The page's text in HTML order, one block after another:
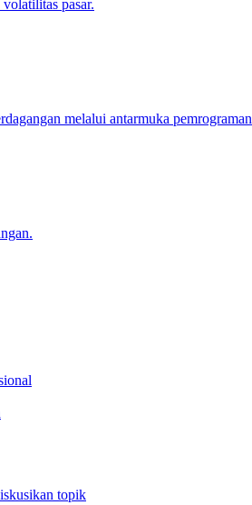
pasar.
melalui antarmuka pemrograman
topik